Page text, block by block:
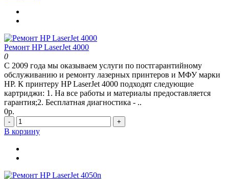
Ремонт HP LaserJet 4000
0
С 2009 года мы оказываем услуги по постгарантийному
обслуживанию и ремонту лазерных принтеров и МФУ марки
HP. К принтеру HP LaserJet 4000 подходят следующие
картриджи: 1. На все работы и материалы предоставляется
гарантия;2. Бесплатная диагностика - ..
0р.
- +
В корзину